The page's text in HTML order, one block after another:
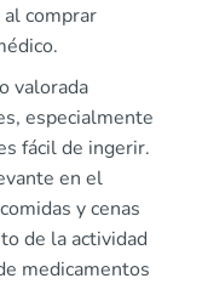
comprar
valorada
especialmente
fácil de ingerir.
en el
y cenas
de la actividad
medicamentos